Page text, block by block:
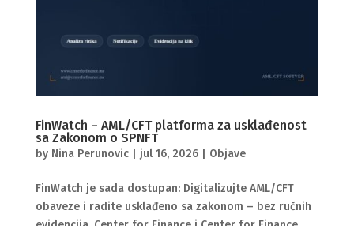
FinWatch – AML/CFT platforma za usklađenost
sa Zakonom o SPNFT
by Nina Perunovic| jul 16, 2026| Objave
FinWatch je sada dostupan: Digitalizujte AML/CFT
obaveze i radite usklađeno sa zakonom – bez ručnih